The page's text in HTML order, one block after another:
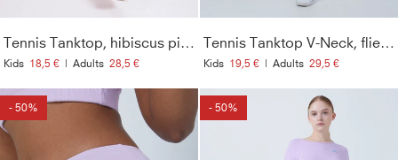
Tennis Tanktop, hibiscus pink
Kids 18,5 € | Adults 28,5 €
Tennis Tanktop V-Neck, flieder
Kids 19,5 € | Adults 29,5 €
- 50% - 50%